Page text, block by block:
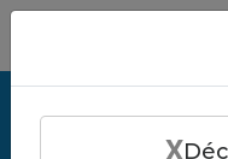
Exemple De
X